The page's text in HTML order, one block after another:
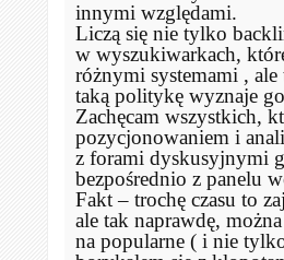
innymi względami.
Liczą się nie tylko
w wyszukiwarkach,
różnymi systemami ,
taką politykę wyznaje
Zachęcam wszystkich,
pozycjonowaniem i
z forami dyskusyjnymi
bezpośrednio z panelu
Fakt – trochę czasu to
ale tak naprawdę,
na popularne ( i nie